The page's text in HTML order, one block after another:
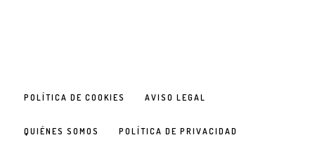
POLÍTICA DE COOKIES AVISO LEGAL
QUIÉNES SOMOS POLÍTICA DE PRIVACIDAD